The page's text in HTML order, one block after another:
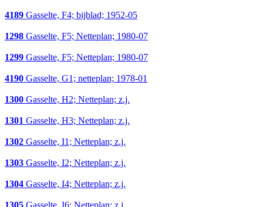
4189 Gasselte, F4; bijblad; 1952-05
1298 Gasselte, F5; Netteplan; 1980-07
1299 Gasselte, F5; Netteplan; 1980-07
4190 Gasselte, G1; netteplan; 1978-01
1300 Gasselte, H2; Netteplan; z.j.
1301 Gasselte, H3; Netteplan; z.j.
1302 Gasselte, I1; Netteplan; z.j.
1303 Gasselte, I2; Netteplan; z.j.
1304 Gasselte, I4; Netteplan; z.j.